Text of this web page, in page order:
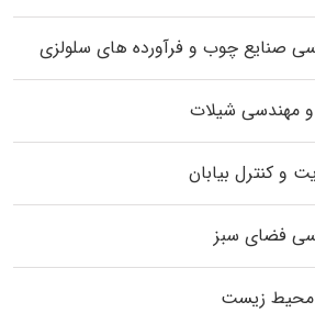
صنایع چوب و فرآورده‌ های سلولزی
و مهندسی شیلات
و کنترل بیابان
فضای سبز
محیط‌ زیست